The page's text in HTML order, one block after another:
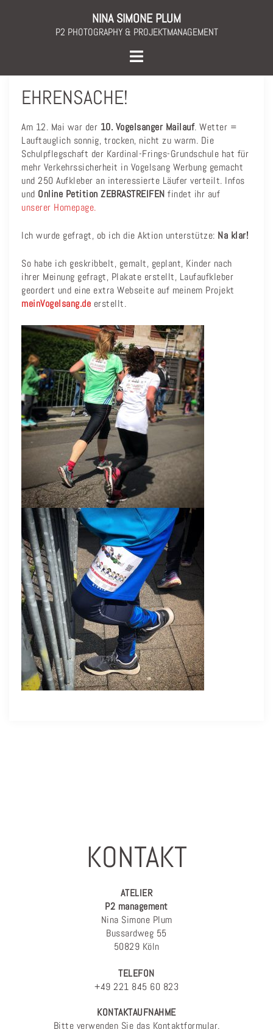
NINA SIMONE PLUM
P2 PHOTOGRAPHY & PROJEKTMANAGEMENT
Toggle
menu
EHRENSACHE!
Am 12. Mai war der 10. Vogelsanger Mailauf. Wetter =
Lauftauglich sonnig, trocken, nicht zu warm. Die
Schulpflegschaft der Kardinal-Frings-Grundschule hat für
mehr Verkehrssicherheit in Vogelsang Werbung gemacht
und 250 Aufkleber an interessierte Läufer verteilt. Infos
und Online Petition ZEBRASTREIFEN findet ihr auf
unserer Homepage.
Ich wurde gefragt, ob ich die Aktion unterstütze: Na klar!
So habe ich geskribbelt, gemalt, geplant, Kinder nach
ihrer Meinung gefragt, Plakate erstellt, Laufaufkleber
geordert und eine extra Webseite auf meinem Projekt
meinVogelsang.de erstellt.
KONTAKT
ATELIER
P2 management
Nina Simone Plum
Bussardweg 55
50829 Köln
TELEFON
+49 221 845 60 823
KONTAKTAUFNAHME
Bitte verwenden Sie das Kontaktformular.